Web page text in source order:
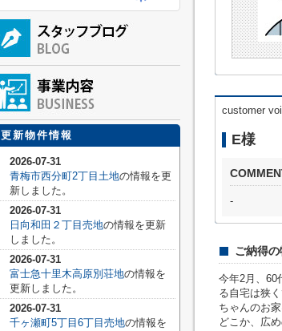
customer
E様
-
ご納得
今年2月、60
る自宅は狭
ちゃんのお
どこか、広
更新物件情報
2026-07-31
青梅市西分町2丁目土地の情報を更
新しました。
2026-07-31
日向和田２丁目売地の情報を更新
しました。
2026-07-31
富士急十里木高原別荘地の情報を
更新しました。
2026-07-31
千ヶ瀬町5丁目6丁目売地の情報を